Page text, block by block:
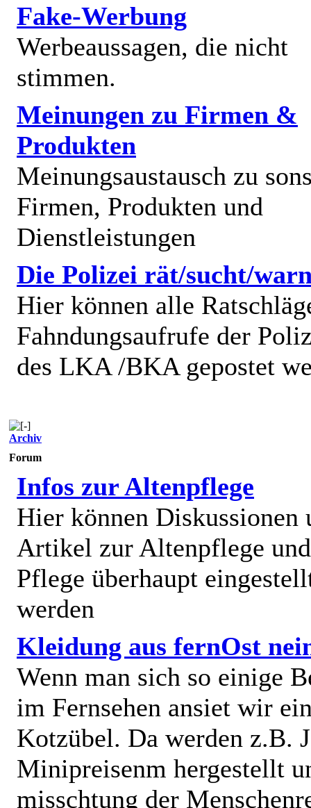
Fake-Werbung
Werbeaussagen, die nicht
stimmen.
Meinungen zu Firmen &
Produkten
Meinungsaustausch zu
Firmen, Produkten und
Dienstleistungen
Die Polizei rät/sucht/
Hier können alle
Fahndungsaufrufe der
des LKA /BKA gepostet
Archiv
Forum
Infos zur Altenpflege
Hier können Diskussionen
Artikel zur Altenpflege
Pflege überhaupt
werden
Kleidung aus fernOst
Wenn man sich so einige
im Fernsehen ansiet wir
Kotzübel. Da werden z.B.
Minipreisenm hergestellt
misschtung der